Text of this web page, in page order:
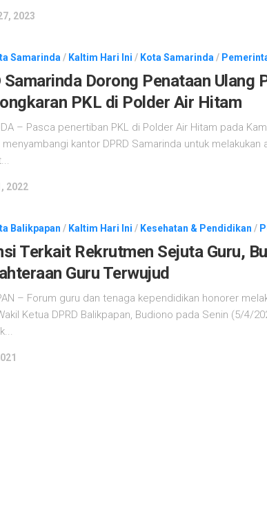
2023
Samarinda / Kaltim Hari Ini / Kota Samarinda /
Samarinda Dorong Penataan Ulang
PKL di Polder Air Hitam
– Pasca penertiban PKL di Polder Air Hitam pada
kantor DPRD Samarinda untuk melakukan
2022
Balikpapan / Kaltim Hari Ini / Kesehatan & Pendidikan /
Terkait Rekrutmen Sejuta Guru,
Guru Terwujud
– Forum guru dan tenaga kependidikan honorer
Ketua DPRD Balikpapan, Budiono pada Senin (5/4/